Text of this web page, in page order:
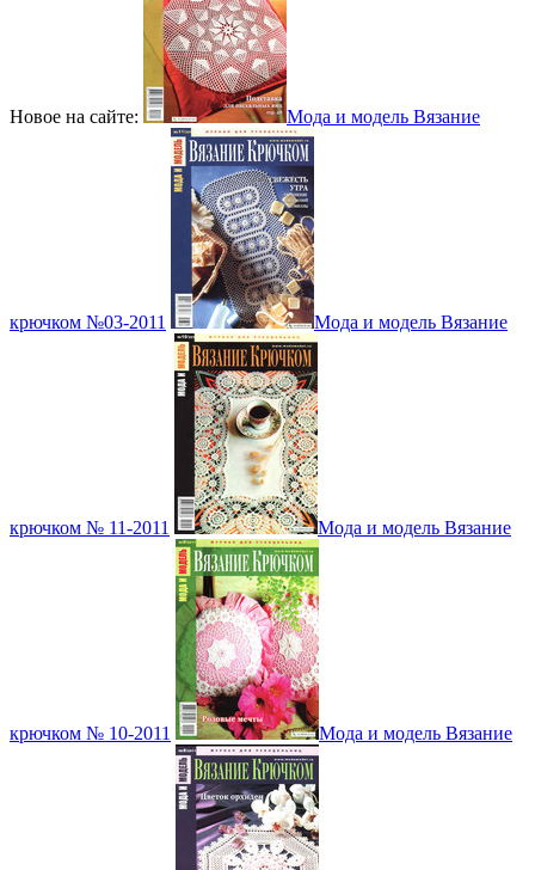
Новое на сайте: Мода и модель Вязание
крючком №03-2011 Мода и модель Вязание
крючком № 11-2011 Мода и модель Вязание
крючком № 10-2011 Мода и модель Вязание